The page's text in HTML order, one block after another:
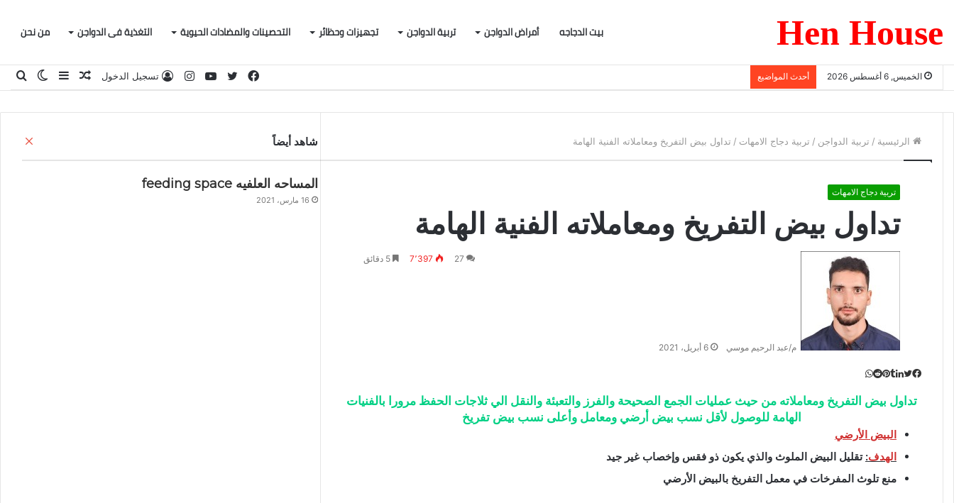
Hen House بيت الدجاجه أمراض الدواجن تربية الدواجن تجهيزات وحظائر التحصينات والمضادات الحيوية التغذية فى الدواجن من نحن
الخميس, 6 أغسطس 2026 أحدث المواضيع
الوضعإضافةمقال
تسجيل الدخولانستقراميوتيوبتويتر
فيسبوك
الرئيسية / تربية الدواجن / تربية دجاج الامهات / تداول بيض التفريخ ومعاملاته الفنية الهامة
تربية دجاج الامهات
تداول بيض التفريخ ومعاملاته الفنية الهامة
م/عبد الرحيم موسي 6 أبريل، 2021
27 7٬397
فيسبوك
تويتر
لينكدإن
بينتيريست
واتساب
تداول بيض التفريخ ومعاملاته من حيث عمليات الجمع الصحيحة والفرز والتعبئة والنقل الي ثلاجات الحفظ مرورا بالفنيات
الهامة للوصول لأقل نسب بيض أرضي ومعامل وأعلى نسب بيض تفريخ
البيض الأرضي
الهدف: تقليل البيض الملوث والذي يكون ذو فقس وإخصاب غير جيد
منع تلوث المفرخات في معمل التفريخ بالبيض الأرضي
شاهد أيضاً
المساحه العلفيه feeding space
16 مارس، 2021